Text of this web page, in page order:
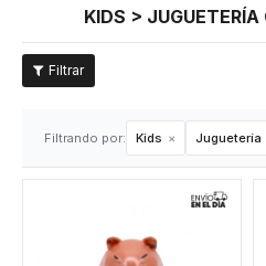
KIDS > JUGUETERÍA
Filtrando por: Kids Juguetería